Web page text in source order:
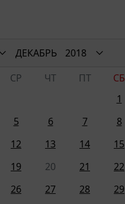
ДЕКАБРЬ
2018
СР ЧТ ПТ СБ
1
5 6 7 8
12 13 14 15
19 20 21 22
26 27 28 29